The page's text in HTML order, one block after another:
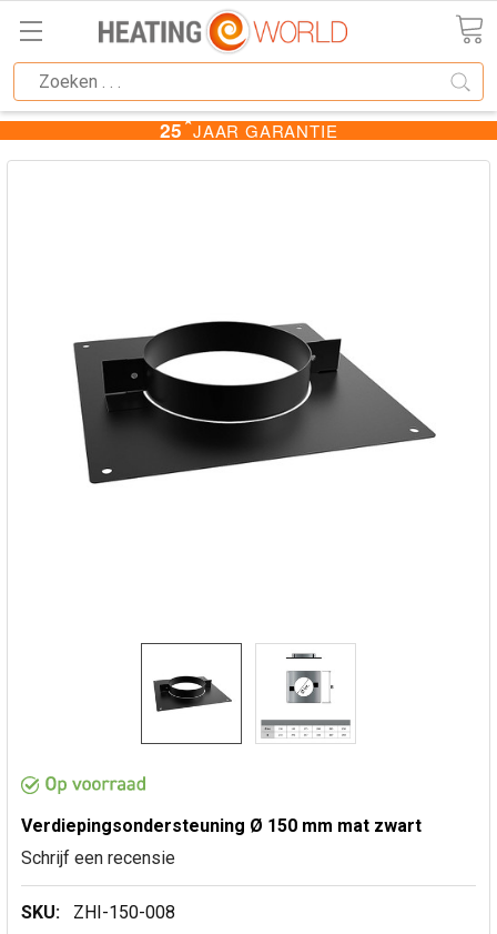
25★JAAR GARANTIE
Verdiepingsondersteuning Ø 150 mm mat zwart
Schrijf een recensie
SKU: ZHI-150-008